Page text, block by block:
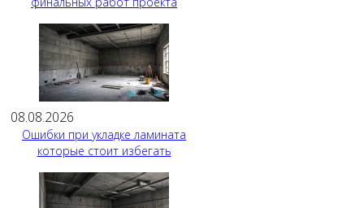
08.08.2026
Ошибки при укладке ламината
которые стоит избегать